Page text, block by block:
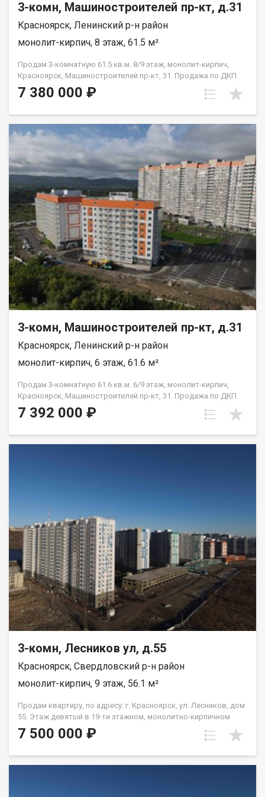
3-комн, Машиностроителей пр-кт, д.31
Красноярск, Ленинский р-н район
монолит-кирпич, 8 этаж, 61.5 м²
Продам 3-комнатную 61.5 кв.м. 8/9 этаж, монолит-кирпич,
Красноярск, Машиностроителей пр-кт, 31. Продажа по ДКП
НЕ ОТ ЗАСТРОЙЩИКА
7 380 000 ₽
3-комн, Машиностроителей пр-кт, д.31
Красноярск, Ленинский р-н район
монолит-кирпич, 6 этаж, 61.6 м²
Продам 3-комнатную 61.6 кв.м. 6/9 этаж, монолит-кирпич,
Красноярск, Машиностроителей пр-кт, 31. Продажа по ДКП
НЕ ОТ ЗАСТРОЙЩИКА
7 392 000 ₽
3-комн, Лесников ул, д.55
Красноярск, Свердловский р-н район
монолит-кирпич, 9 этаж, 56.1 м²
Продам квартиру, по адресу: г. Красноярск, ул. Лесников, дом
55. Этаж девятый в 19-ти этажном, монолитно-кирпичном
доме. Общая площадь- 56,1 кв.м., кухня-гостиная-18 кв.м.,
жилая--26,2 кв.м. Предчистовая отделка от застройщика.
7 500 000 ₽